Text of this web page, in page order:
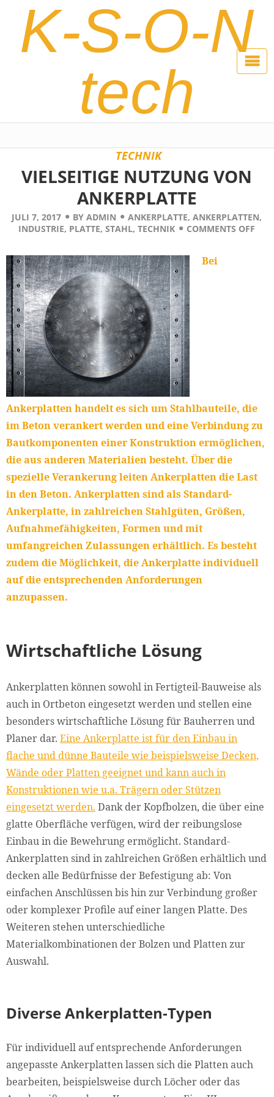
K-S-O-N
tech
TECHNIK
VIELSEITIGE NUTZUNG VON
ANKERPLATTE
JULI 7, 2017 BYADMIN ANKERPLATTE,ANKERPLATTEN,
INDUSTRIE, PLATTE,STAHL,TECHNIK COMMENTS OFF
Bei
Ankerplatten handelt es sich um Stahlbauteile, die
im Beton verankert werden und eine Verbindung zu
Bautkomponenten einer Konstruktion ermöglichen,
die aus anderen Materialien besteht. Über die
spezielle Verankerung leiten Ankerplatten die Last
in den Beton. Ankerplatten sind als Standard-
Ankerplatte, in zahlreichen Stahlgüten, Größen,
Aufnahmefähigkeiten, Formen und mit
umfangreichen Zulassungen erhältlich. Es besteht
zudem die Möglichkeit, die Ankerplatte individuell
auf die entsprechenden Anforderungen
anzupassen.
Wirtschaftliche Lösung
Ankerplatten können sowohl in Fertigteil-Bauweise als
auch in Ortbeton eingesetzt werden und stellen eine
besonders wirtschaftliche Lösung für Bauherren und
Planer dar. Eine Ankerplatte ist für den Einbau in
flache und dünne Bauteile wie beispielsweise Decken,
Wände oder Platten geeignet und kann auch in
Konstruktionen wie u.a. Trägern oder Stützen
eingesetzt werden. Dank der Kopfbolzen, die über eine
glatte Oberfläche verfügen, wird der reibungslose
Einbau in die Bewehrung ermöglicht. Standard-
Ankerplatten sind in zahlreichen Größen erhältlich und
decken alle Bedürfnisse der Befestigung ab: Von
einfachen Anschlüssen bis hin zur Verbindung großer
oder komplexer Profile auf einer langen Platte. Des
Weiteren stehen unterschiedliche
Materialkombinationen der Bolzen und Platten zur
Auswahl.
Diverse Ankerplatten-Typen
Für individuell auf entsprechende Anforderungen
angepasste Ankerplatten lassen sich die Platten auch
bearbeiten, beispielsweise durch Löcher oder das